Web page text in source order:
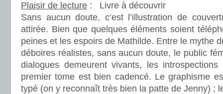
Plaisir de lecture :
Livre à découvrir
Sans aucun doute, c’est l’illustration de
attirée. Bien que quelques éléments soient
peines et les espoirs de Mathilde. Entre le mythe
déboires réalistes, sans aucun doute, le public
dialogues demeurent vivants, les
premier tome est bien cadencé. Le graphisme
typé (on y reconnaît très bien la patte de Jenny) ;